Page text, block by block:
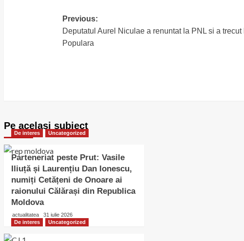
Post
navigation
Previous:
Deputatul Aurel Niculae a renuntat la PNL si a trecut
Populara
Pe acelasi subiect
De interes Uncategorized
Parteneriat peste Prut: Vasile
Iliuță și Laurențiu Dan Ionescu,
numiți Cetățeni de Onoare ai
raionului Călărași din Republica
Moldova
actualitatea
31 iulie 2026
De interes
Uncategorized